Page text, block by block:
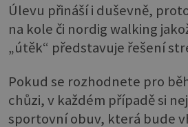
Úlevu přináší i duševně,
na kole či nordig walking
„útěk“ představuje řešení
Pokud se rozhodnete pro
chůzi, v každém případě si
sportovní obuv, která bude